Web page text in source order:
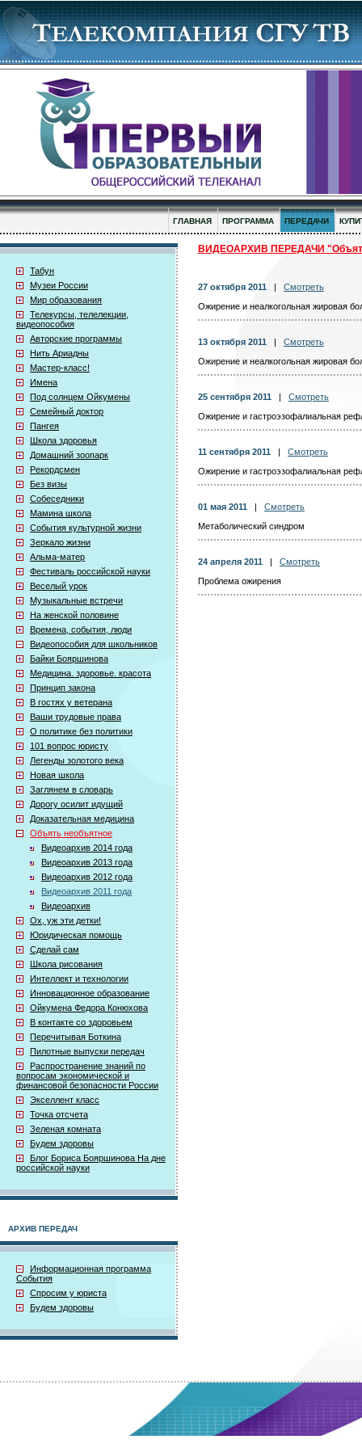
ГЛАВНАЯ ПРОГРАММА ПЕРЕДАЧИ
Табун
Музеи России
Мир образования
Телекурсы, телелекции,
видеопособия
Авторские программы
Нить Ариадны
Мастер-класс!
Имена
Под солнцем Ойкумены
Семейный доктор
Пангея
Школа здоровья
Домашний зоопарк
Рекордсмен
Без визы
Собеседники
Мамина школа
События культурной жизни
Зеркало жизни
Альма-матер
Фестиваль российской науки
Веселый урок
Музыкальные встречи
На женской половине
Времена, события, люди
Видеопособия для школьников
Байки Бояршинова
Медицина. здоровье. красота
Принцип закона
В гостях у ветерана
Ваши трудовые права
О политике без политики
101 вопрос юристу
Легенды золотого века
Новая школа
Заглянем в словарь
Дорогу осилит идущий
Доказательная медицина
Объять необъятное
Видеоархив 2014 года
Видеоархив 2013 года
Видеоархив 2012 года
Видеоархив 2011 года
Видеоархив
Ох, уж эти детки!
Юридическая помощь
Сделай сам
Школа рисования
Интеллект и технологии
Инновационное образование
Ойкумена Федора Конюхова
В контакте со здоровьем
Перечитывая Боткина
Пилотные выпуски передач
Распространение знаний по
вопросам экономической и
финансовой безопасности России
Экселлент класс
Точка отсчета
Зеленая комната
Будем здоровы
Блог Бориса Бояршинова На дне
российской науки
АРХИВ ПЕРЕДАЧ
Информационная программа
События
Спросим у юриста
Будем здоровы
ВИДЕОАРХИВ ПЕРЕДАЧИ
27 октября 2011
Смотреть
Ожирение и неалкогольная жировая
13 октября 2011
Смотреть
Ожирение и неалкогольная жировая
25 сентября 2011
Смотреть
Ожирение и гастроэзофалиальная
11 сентября 2011
Смотреть
Ожирение и гастроэзофалиальная
01 мая 2011
Смотреть
Метаболический синдром
24 апреля 2011
Смотреть
Проблема ожирения